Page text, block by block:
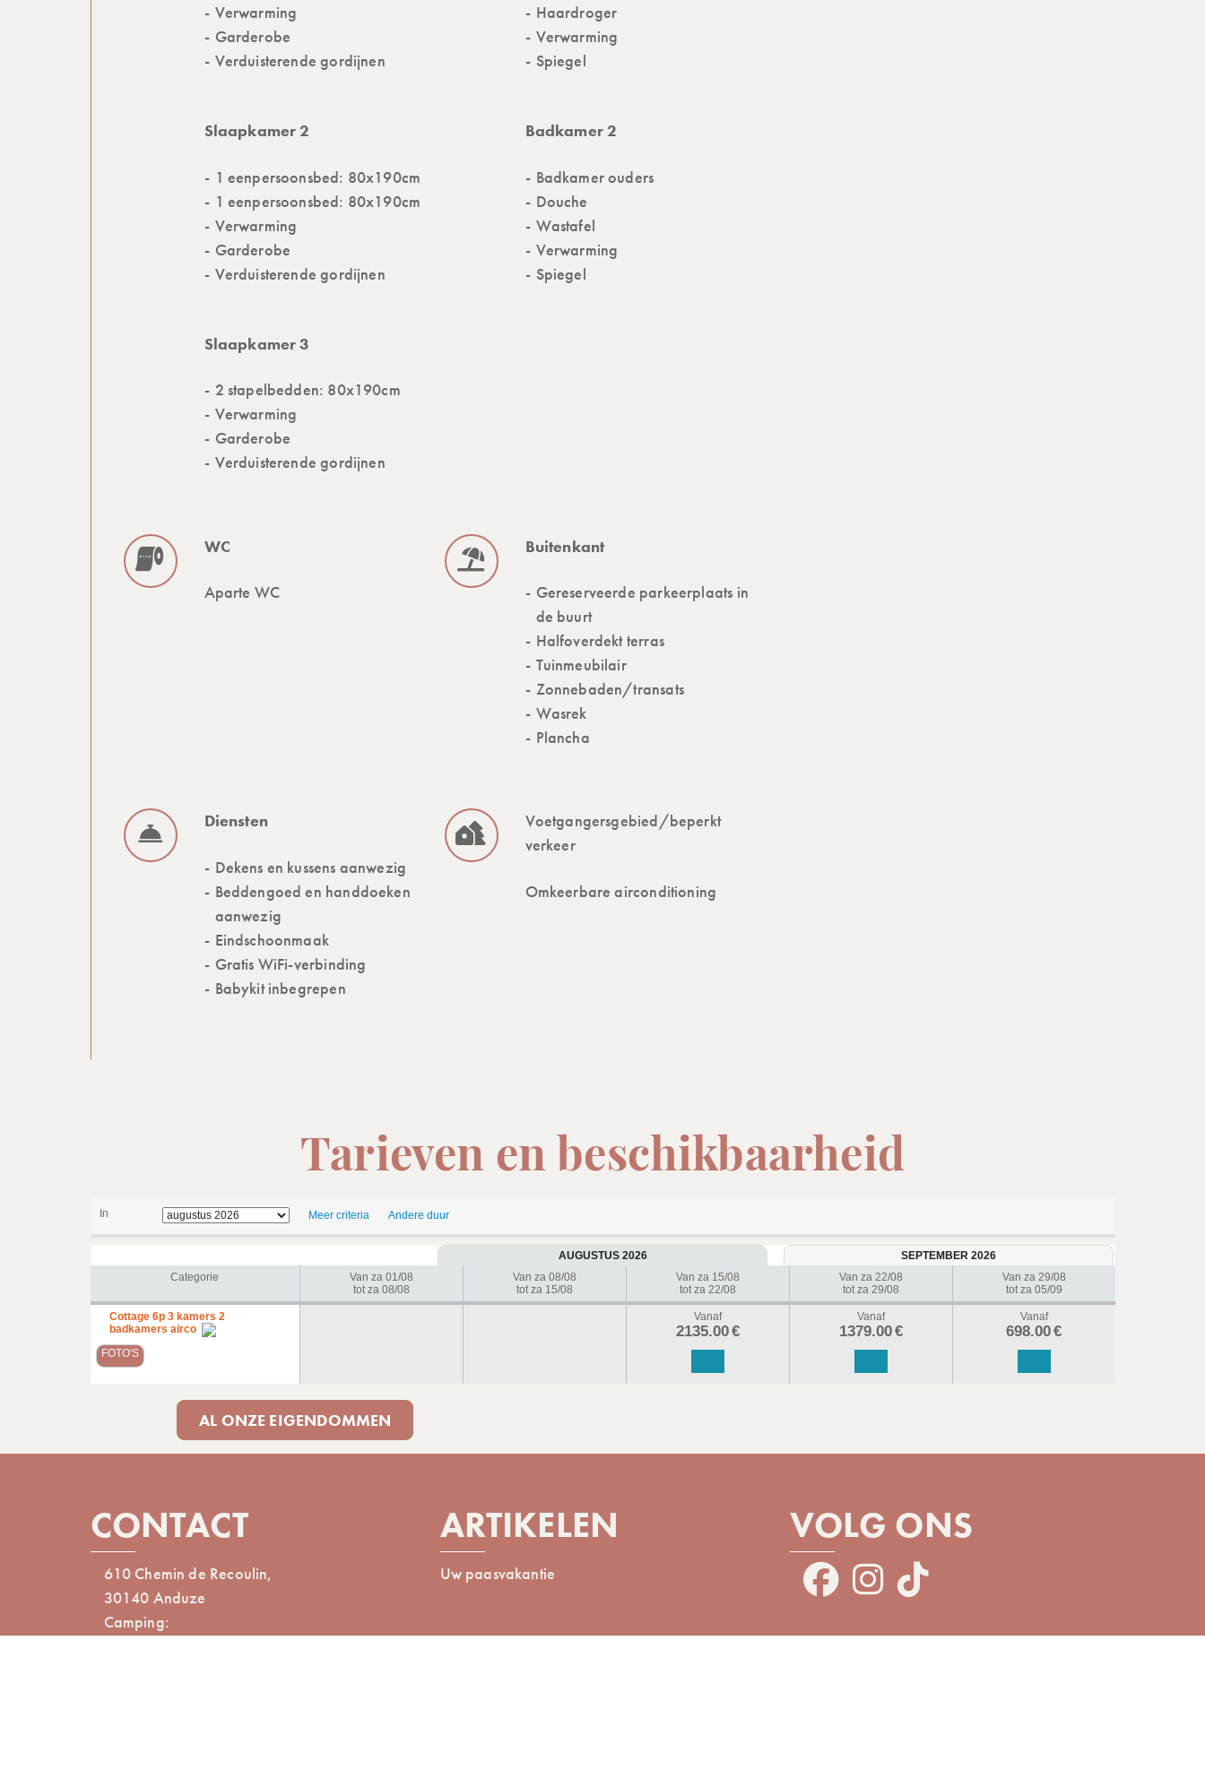
Verwarming
Garderobe
Verduisterende gordijnen
Slaapkamer 2
1 eenpersoonsbed: 80x190cm
1 eenpersoonsbed: 80x190cm
Verwarming
Garderobe
Verduisterende gordijnen
Slaapkamer 3
2 stapelbedden: 80x190cm
Verwarming
Garderobe
Verduisterende gordijnen
Haardroger
Verwarming
Spiegel
Badkamer 2
Badkamer ouders
Douche
Wastafel
Verwarming
Spiegel
WC
Aparte WC
Buitenkant
Gereserveerde parkeerplaats in
de buurt
Halfoverdekt terras
Tuinmeubilair
Zonnebaden/transats
Wasrek
Plancha
Diensten
Dekens en kussens aanwezig
Beddengoed en handdoeken
aanwezig
Eindschoonmaak
Gratis WiFi-verbinding
Babykit inbegrepen
Voetgangersgebied/beperkt
verkeer
Omkeerbare airconditioning
Tarieven en beschikbaarheid
In Meer criteria Andere duur
AUGUSTUS 2026
SEPTEMBER 2026
Categorie
Van za 01/08
tot za 08/08
Van za 08/08
tot za 15/08
Van za 15/08
tot za 22/08
Van za 22/08
tot za 29/08
Van za 29/08
tot za 05/09
Cottage 6p 3 kamers 2
badkamers airco
FOTO'S
Vanaf
2135.00€
Vanaf
1379.00€
Vanaf
698.00€
AL ONZE EIGENDOMMEN
CONTACT
610 Chemin de Recoulin,
30140 Anduze
Camping:
ARTIKELEN
Uw paasvakantie
VOLG ONS